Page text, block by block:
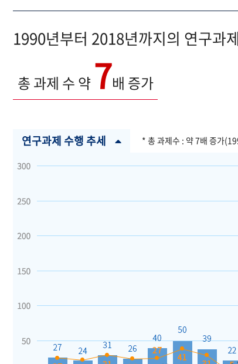
1990년부터 2018년까지의 연구과
총 과제 수 약7배 증가
연구과제 수행 추세 * 총 과제수 : 약 7배 증가